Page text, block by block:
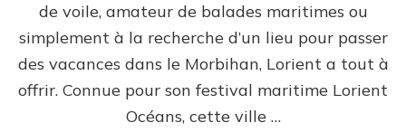
de voile, amateur de balades maritimes ou
simplement à la recherche d’un lieu pour passer
des vacances dans le Morbihan, Lorient a tout à
offrir. Connue pour son festival maritime Lorient
Océans, cette ville …